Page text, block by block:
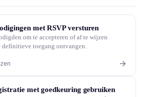
met RSVP versturen
om te accepteren of af te wijzen
definitieve toegang ontvangen.
met goedkeuring gebruiken